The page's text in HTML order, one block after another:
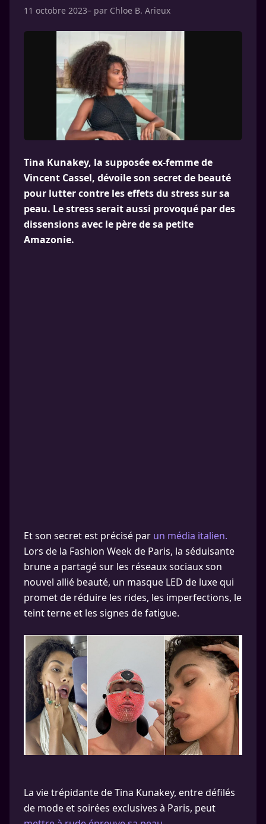
11 octobre 2023– par Chloe B. Arieux
Tina Kunakey, la supposée ex-femme de
Vincent Cassel, dévoile son secret de beauté
pour lutter contre les effets du stress sur sa
peau. Le stress serait aussi provoqué par des
dissensions avec le père de sa petite
Amazonie.
Et son secret est précisé par un média italien.
Lors de la Fashion Week de Paris, la séduisante
brune a partagé sur les réseaux sociaux son
nouvel allié beauté, un masque LED de luxe qui
promet de réduire les rides, les imperfections, le
teint terne et les signes de fatigue.
La vie trépidante de Tina Kunakey, entre défilés
de mode et soirées exclusives à Paris, peut